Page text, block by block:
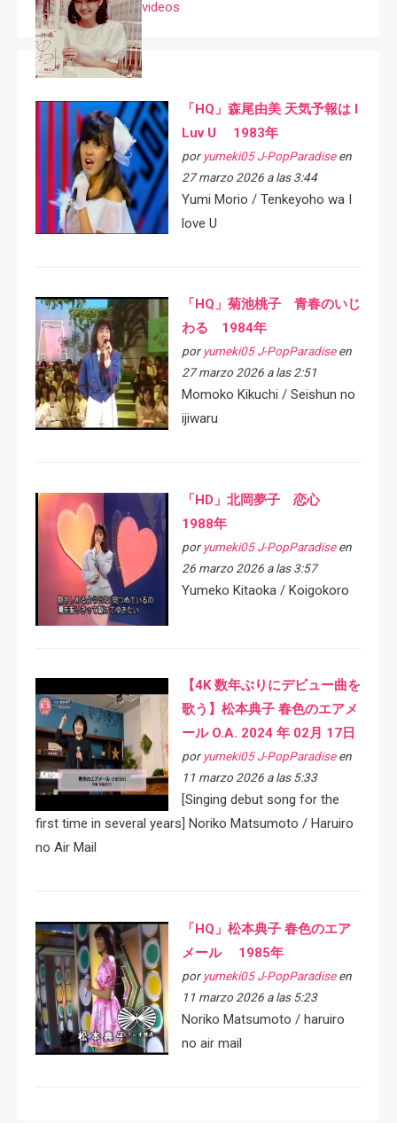
videos
「HQ」森尾由美 天気予報は I
Luv U 1983年
por yumeki05 J-PopParadiseen
27 marzo 2026 a las 3:44
Yumi Morio / Tenkeyoho wa I
love U
「HQ」菊池桃子 青春のいじ
わる 1984年
por yumeki05 J-PopParadiseen
27 marzo 2026 a las 2:51
Momoko Kikuchi / Seishun no
ijiwaru
「HD」北岡夢子 恋心
1988年
por yumeki05 J-PopParadiseen
26 marzo 2026 a las 3:57
Yumeko Kitaoka / Koigokoro
【4K 数年ぶりにデビュー曲を
歌う】松本典子 春色のエアメ
ール O.A. 2024 年 02月 17日
por yumeki05 J-PopParadiseen
11 marzo 2026 a las 5:33
[Singing debut song for the
first time in several years] Noriko Matsumoto / Haruiro
no Air Mail
「HQ」松本典子 春色のエア
メール 1985年
por yumeki05 J-PopParadiseen
11 marzo 2026 a las 5:23
Noriko Matsumoto / haruiro
no air mail